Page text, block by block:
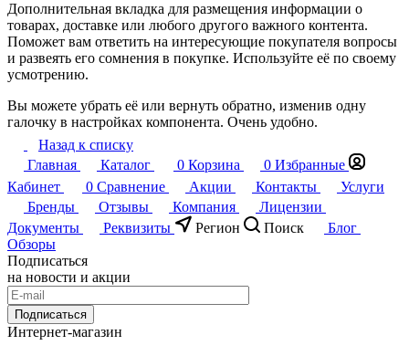
Дополнительная вкладка для размещения информации о
товарах, доставке или любого другого важного контента.
Поможет вам ответить на интересующие покупателя вопросы
и развеять его сомнения в покупке. Используйте её по своему
усмотрению.
Вы можете убрать её или вернуть обратно, изменив одну
галочку в настройках компонента. Очень удобно.
Назад к списку
Главная
Каталог 0 Корзина 0 Избранные
Кабинет
0 Сравнение Акции Контакты
Услуги
Бренды
Отзывы Компания
Лицензии
Документы
Реквизиты Регион Поиск
Блог
Обзоры
Подписаться
на новости и акции
Подписаться
Интернет-магазин